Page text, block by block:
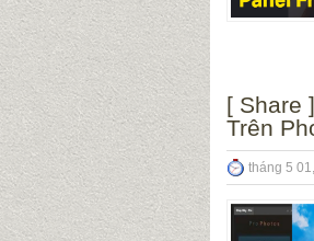
[ Share
Trên
tháng 5